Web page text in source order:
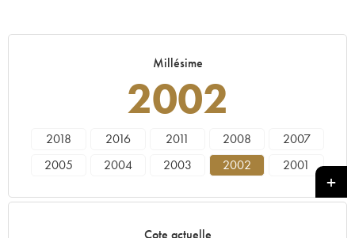
Millésime
2002
2018 2016 2011 2008
2007
2005
2004 2003 2002
2001
Cote actuelle